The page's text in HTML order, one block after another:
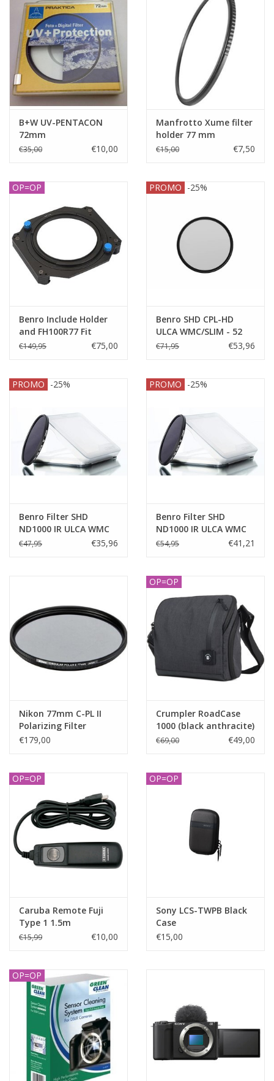
B+W UV-PENTACON
72mm
€35,00 €10,00
Manfrotto Xume filter
holder 77 mm
€15,00 €7,50
OP=OP
Benro Include Holder
and FH100R77 Fit
82mm Slim CPL
€149,95 €75,00
PROMO -25%
Benro SHD CPL-HD
ULCA WMC/SLIM - 52
€71,95 €53,96
PROMO -25%
Benro Filter SHD
ND1000 IR ULCA WMC
52mm (3.0) 10 stops
€47,95 €35,96
PROMO -25%
Benro Filter SHD
ND1000 IR ULCA WMC
58mm (3.0) 10 stops
€54,95 €41,21
Nikon 77mm C-PL II
Polarizing Filter
€179,00
OP=OP
Crumpler RoadCase
1000 (black anthracite)
€69,00 €49,00
OP=OP
Caruba Remote Fuji
Type 1 1.5m
€15,99 €10,00
OP=OP
Sony LCS-TWPB Black
Case
€15,00
OP=OP